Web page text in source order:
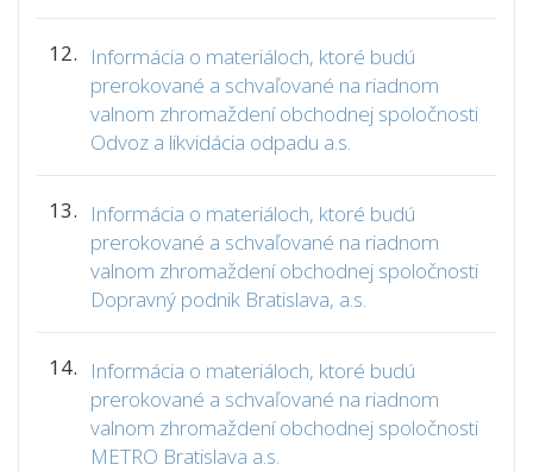
12.
Informácia o materiáloch, ktoré budú
prerokované a schvaľované na riadnom
valnom zhromaždení obchodnej spoločnosti
Odvoz a likvidácia odpadu a.s.
13.
Informácia o materiáloch, ktoré budú
prerokované a schvaľované na riadnom
valnom zhromaždení obchodnej spoločnosti
Dopravný podnik Bratislava, a.s.
14.
Informácia o materiáloch, ktoré budú
prerokované a schvaľované na riadnom
valnom zhromaždení obchodnej spoločnosti
METRO Bratislava a.s.